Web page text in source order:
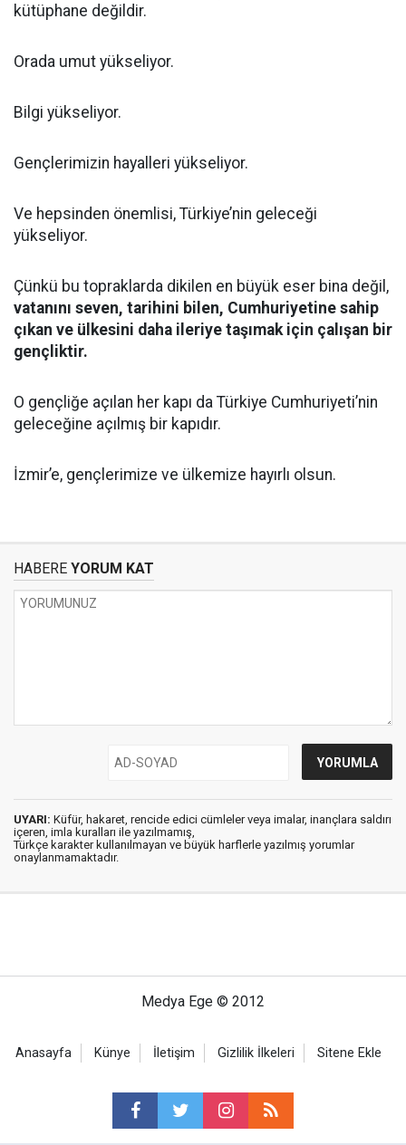
kütüphane değildir.
Orada umut yükseliyor.
Bilgi yükseliyor.
Gençlerimizin hayalleri yükseliyor.
Ve hepsinden önemlisi, Türkiye’nin geleceği
yükseliyor.
Çünkü bu topraklarda dikilen en büyük eser bina değil,
vatanını seven, tarihini bilen, Cumhuriyetine sahip
çıkan ve ülkesini daha ileriye taşımak için çalışan bir
gençliktir.
O gençliğe açılan her kapı da Türkiye Cumhuriyeti’nin
geleceğine açılmış bir kapıdır.
İzmir’e, gençlerimize ve ülkemize hayırlı olsun.
HABERE YORUM KAT
UYARI: Küfür, hakaret, rencide edici cümleler veya imalar, inançlara saldırı
içeren, imla kuralları ile yazılmamış,
Türkçe karakter kullanılmayan ve büyük harflerle yazılmış yorumlar
onaylanmamaktadır.
Medya Ege © 2012
Anasayfa Künye İletişim Gizlilik İlkeleri Sitene Ekle